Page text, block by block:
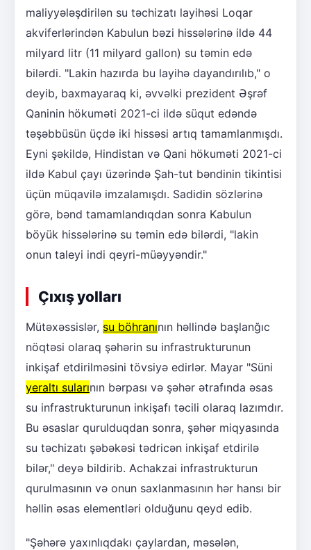
maliyyələşdirilən su təchizatı layihəsi Loqar
akviferlərindən Kabulun bəzi hissələrinə ildə 44
milyard litr (11 milyard gallon) su təmin edə
bilərdi. "Lakin hazırda bu layihə dayandırılıb," o
deyib, baxmayaraq ki, əvvəlki prezident Əşrəf
Qaninin hökuməti 2021-ci ildə süqut edəndə
təşəbbüsün üçdə iki hissəsi artıq tamamlanmışdı.
Eyni şəkildə, Hindistan və Qani hökuməti 2021-ci
ildə Kabul çayı üzərində Şah-tut bəndinin tikintisi
üçün müqavilə imzalamışdı. Sadidin sözlərinə
görə, bənd tamamlandıqdan sonra Kabulun
böyük hissələrinə su təmin edə bilərdi, "lakin
onun taleyi indi qeyri-müəyyəndir."
Çıxış yolları
Mütəxəssislər, su böhranının həllində başlanğıc
nöqtəsi olaraq şəhərin su infrastrukturunun
inkişaf etdirilməsini tövsiyə edirlər. Mayar "Süni
yeraltı sularının bərpası və şəhər ətrafında əsas
su infrastrukturunun inkişafı təcili olaraq lazımdır.
Bu əsaslar qurulduqdan sonra, şəhər miqyasında
su təchizatı şəbəkəsi tədricən inkişaf etdirilə
bilər," deyə bildirib. Achakzai infrastrukturun
qurulmasının və onun saxlanmasının hər hansı bir
həllin əsas elementləri olduğunu qeyd edib.
"Şəhərə yaxınlıqdakı çaylardan, məsələn,